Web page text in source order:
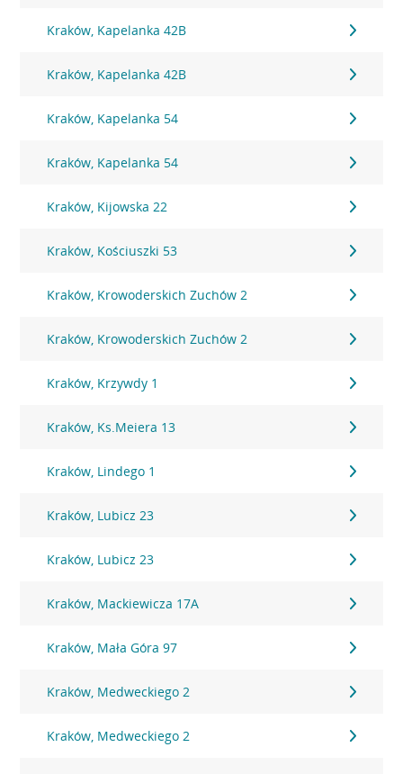
Kraków, Kapelanka 42B
Kraków, Kapelanka 42B
Kraków, Kapelanka 54
Kraków, Kapelanka 54
Kraków, Kijowska 22
Kraków, Kościuszki 53
Kraków, Krowoderskich Zuchów 2
Kraków, Krowoderskich Zuchów 2
Kraków, Krzywdy 1
Kraków, Ks.Meiera 13
Kraków, Lindego 1
Kraków, Lubicz 23
Kraków, Lubicz 23
Kraków, Mackiewicza 17A
Kraków, Mała Góra 97
Kraków, Medweckiego 2
Kraków, Medweckiego 2